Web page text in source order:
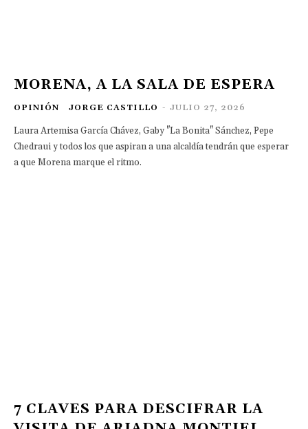
MORENA, A LA SALA DE ESPERA
OPINIÓN JORGE CASTILLO - JULIO 27, 2026
Laura Artemisa García Chávez, Gaby "La Bonita" Sánchez, Pepe
Chedraui y todos los que aspiran a una alcaldía tendrán que esperar
a que Morena marque el ritmo.
7 CLAVES PARA DESCIFRAR LA